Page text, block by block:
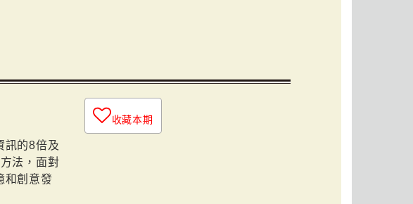
訊的8倍及
法，面對
和創意發
收藏本期